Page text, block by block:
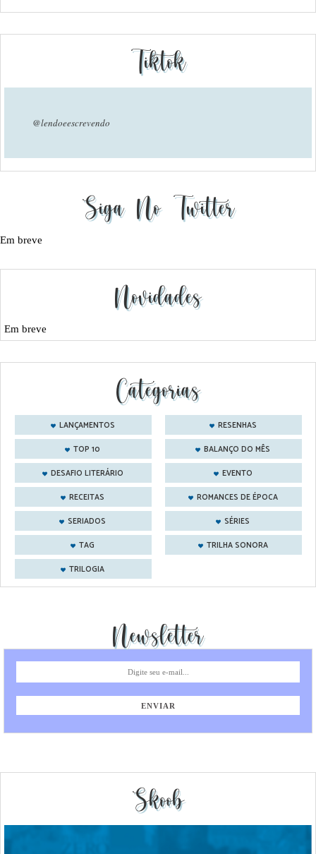
Tiktok
@lendoeescrevendo
Siga No Twitter
Em breve
Novidades
Em breve
Categorias
LANÇAMENTOS
RESENHAS
TOP 10
BALANÇO DO MÊS
DESAFIO LITERÁRIO
EVENTO
RECEITAS
ROMANCES DE ÉPOCA
SERIADOS
SÉRIES
TAG
TRILHA SONORA
TRILOGIA
Newsletter
Skoob